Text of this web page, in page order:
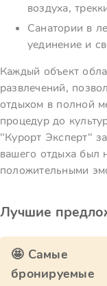
воздуха,
Санатории в
уединение и
Каждый объект
развлечений,
отдыхом в полной
процедур до
"Курорт Эксперт"
вашего отдыха был
положительными
Лучшие
🤩 Самые
бронируемые